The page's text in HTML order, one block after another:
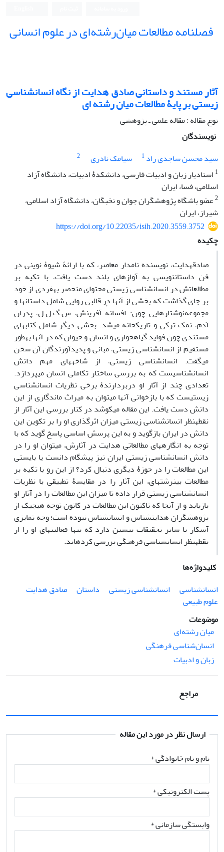
فصلنامه مطالعات میان‌رشته‌ای در علوم انسانی
آثار مستند و داستانی صادق هدایت از نگاه انسان‎شناسی
زیستی بر پایۀ مطالعات میان رشته ای
نوع مقاله : مقاله علمی ـ پژوهشی
نویسندگان
سید محسن ساجدی راد 1 سیامک نادری
2
1 استادیار زبان و ادبیات فارسی، دانشکدۀ ادبیات، دانشگاه آزاد
اسلامی، فسا، ایران
2عضو باشگاه پژوهشگران جوان و نخبگان، دانشگاه آزاد اسلامی،
شیراز، ایران
https://doi.org/10.22035/isih.2020.3559.3752
چکیده
صادق‎هدایت، نویسنده‌ نام‎دار معاصر، که با ارائۀ‎ شیوۀ‌ نوینی در
فن داستان‎نویسی به آوازه‎ای بلند دست یافت، با تکیه بر
مطالعاتش در انسان‎شناسی زیستی محتوای منحصر به‎فردی از خود
بر جای گذاشت که بخشی از آن‎ها در قالبی روایی شامل داستان‎ها و
مجموعه‌نوشتارهایی چون: افسانهٔ آفرینش، س.گ.ل.ل، پدران
آدم، نمک ترکی و تاریک‎خانه می‎شد. بخشی دیگر شامل کتاب‎های
مستندی چون فواید گیاه‎خواری و انسان و حیوان که در آن‎ها به‎طور
مستقیم از انسان‎شناسی زیستی، مبانی و پدیدآورندگان آن سخن
می‎گفت. انسان‎شناسی زیستی، از شاخه‎های مهم دانش
انسان‎شناسی‎ست که به بررسی ساختار تکاملی انسان می‎پردازد.
تعدادی چند از آثار او دربردارندۀ برخی نظریات انسان‎شناسی
زیستی‎ست که با بازخوانی آن‎ها می‎توان به میراث ماندگاری از این
دانش دست یافت. این مقاله می‎کوشد در کنار بررسی این آثار از
نقطه‎نظر انسان‎شناسی زیستی میزان اثرگذاری او را بر تکوین این
دانش در ایران بازگوید و به این پرسش اساسی پاسخ گوید که با
توجه به انگاره‎های مطالعاتی هدایت در آثارش، می‎توان او را در
دانش انسان‎شناسی زیستی ایران نیز پیشگام دانست یا بایستی
این مطالعات را در حوزۀ دیگری دنبال کرد؟ از این رو با تکیه بر
مطالعات بین‎رشته‎ای، این آثار را در مقایسۀ تطبیقی با نظریات
انسان‎شناسی زیستی قرار داده تا میزان این مطالعات را در آثار او
بازیابد و از آن‎جا که تاکنون این مطالعات در کانون توجه هیچ‎یک از
پژوهشگران هدایت‎شناس و انسان‎شناس نبوده است؛ وجه تمایزی
آشکار با سایر تحقیقات پیشین دارد که تنها فعالیت‎های او را از
نقطه‎نظر انسان‎شناسی فرهنگی بررسی کرده‎اند.
کلیدواژه‌ها
انسان‎شناسی
انسان‎شناسی زیستی داستان
صادق هدایت
علوم طبیعی
موضوعات
میان رشته‌ای
انسان‌شناسی فرهنگی
زبان و ادبیات
مراجع
ارسال نظر در مورد این مقاله
نام و نام خانوادگی*
پست الکترونیکی*
وابستگی سازمانی *